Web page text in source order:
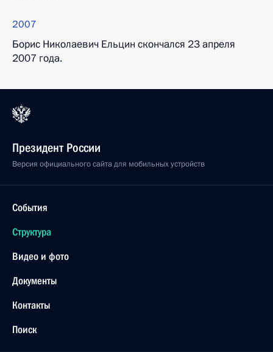
2007
Борис Николаевич Ельцин скончался 23 апреля
2007 года.
Президент России
Версия официального сайта для мобильных устройств
События
Структура
Видео и фото
Документы
Контакты
Поиск